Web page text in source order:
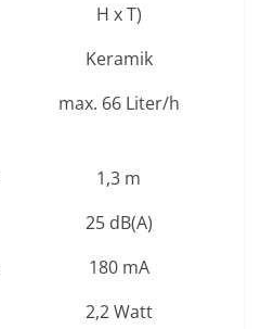
H x T)
Keramik
max. 66 Liter/h
1,3 m
25 dB(A)
180 mA
2,2 Watt